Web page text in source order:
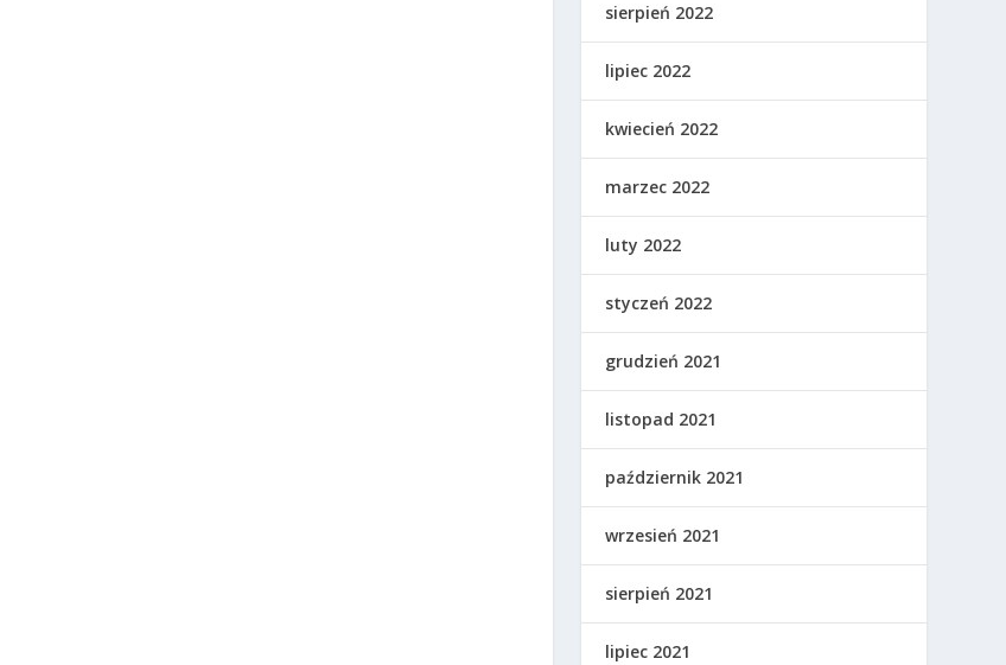
sierpień 2022
lipiec 2022
kwiecień 2022
marzec 2022
luty 2022
styczeń 2022
grudzień 2021
listopad 2021
październik 2021
wrzesień 2021
sierpień 2021
lipiec 2021